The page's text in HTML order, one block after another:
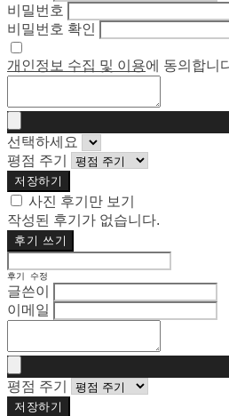
비밀번호
비밀번호 확인
개인정보 수집 및 이용에 동의합니
선택하세요
평점 주기
저장하기
사진 후기만 보기
작성된 후기가 없습니다.
후기 쓰기
후기 수정
글쓴이
이메일
평점 주기
저장하기